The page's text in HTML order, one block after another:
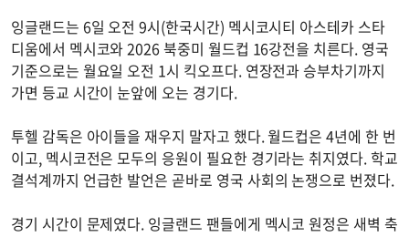
잉글랜드는 6일 오전 9시(한국시간) 멕시코시티 아스테카 스타
디움에서 멕시코와 2026 북중미 월드컵 16강전을 치른다. 영국
기준으로는 월요일 오전 1시 킥오프다. 연장전과 승부차기까지
가면 등교 시간이 눈앞에 오는 경기다.
투헬 감독은 아이들을 재우지 말자고 했다. 월드컵은 4년에 한 번
이고, 멕시코전은 모두의 응원이 필요한 경기라는 취지였다. 학교
결석계까지 언급한 발언은 곧바로 영국 사회의 논쟁으로 번졌다.
경기 시간이 문제였다. 잉글랜드 팬들에게 멕시코 원정은 새벽 축